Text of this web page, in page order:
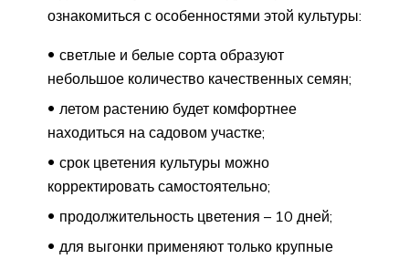
ознакомиться с особенностями этой культуры:
светлые и белые сорта образуют
небольшое количество качественных семян;
летом растению будет комфортнее
находиться на садовом участке;
срок цветения культуры можно
корректировать самостоятельно;
продолжительность цветения – 10 дней;
для выгонки применяют только крупные